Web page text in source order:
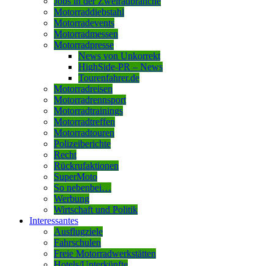
Motorraddiebstahl
Motorradevents
Motorradmessen
Motorradpresse
News von Unkorrekt
HighSide-PR – News
Tourenfahrer.de
Motorradreisen
Motorradrennsport
Motorradtrainings
Motorradtreffen
Motorradtouren
Polizeiberichte
Recht
Rückrufaktionen
SuperMoto
So nebenbei…
Werbung
Wirtschaft und Politik
Interessantes
Ausflugziele
Fahrschulen
Freie Motorradwerkstätten